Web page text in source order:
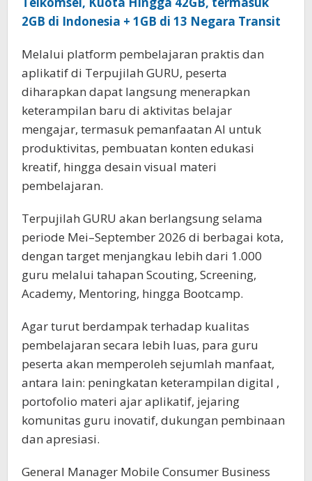
2GB di Indonesia + 1GB di 13 Negara Transit
Melalui platform pembelajaran praktis dan
aplikatif di Terpujilah GURU, peserta
diharapkan dapat langsung menerapkan
keterampilan baru di aktivitas belajar
mengajar, termasuk pemanfaatan AI untuk
produktivitas, pembuatan konten edukasi
kreatif, hingga desain visual materi
pembelajaran.
Terpujilah GURU akan berlangsung selama
periode Mei–September 2026 di berbagai kota,
dengan target menjangkau lebih dari 1.000
guru melalui tahapan Scouting, Screening,
Academy, Mentoring, hingga Bootcamp.
Agar turut berdampak terhadap kualitas
pembelajaran secara lebih luas, para guru
peserta akan memperoleh sejumlah manfaat,
antara lain: peningkatan keterampilan digital ,
portofolio materi ajar aplikatif, jejaring
komunitas guru inovatif, dukungan pembinaan
dan apresiasi.
General Manager Mobile Consumer Business